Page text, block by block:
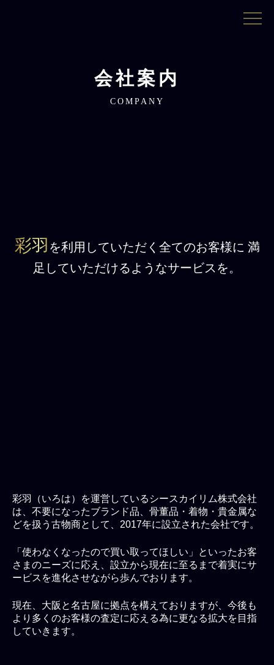
会社案内
COMPANY
彩羽 を利用していただく全てのお客様に 満
足していただけるようなサービスを。
彩羽（いろは）を運営しているシースカイリム株式会社
は、不要になったブランド品、骨董品・着物・貴金属な
どを扱う古物商として、2017年に設立された会社です。
「使わなくなったので買い取ってほしい」といったお客
さまのニーズに応え、設立から現在に至るまで着実にサ
ービスを進化させながら歩んでおります。
現在、大阪と名古屋に拠点を構えておりますが、今後も
より多くのお客様の査定に応える為に更なる拡大を目指
していきます。